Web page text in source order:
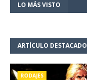
LO MÁS VISTO
ARTÍCULO DESTACADO
RODAJES